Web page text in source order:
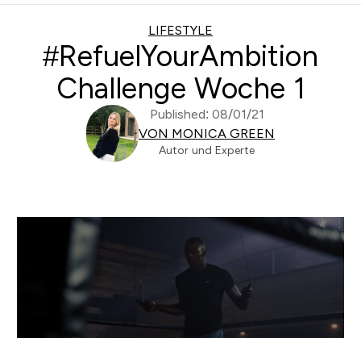
LIFESTYLE
#RefuelYourAmbition
Challenge Woche 1
Published: 08/01/21
VON MONICA GREEN
Autor und Experte